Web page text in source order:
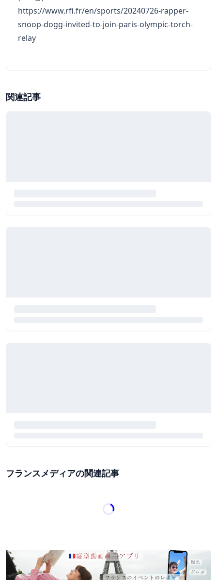
https://www.rfi.fr/en/sports/20240726-rapper-
snoop-dogg-invited-to-join-paris-olympic-torch-
relay
関連記事
フランスメディアの関連記事